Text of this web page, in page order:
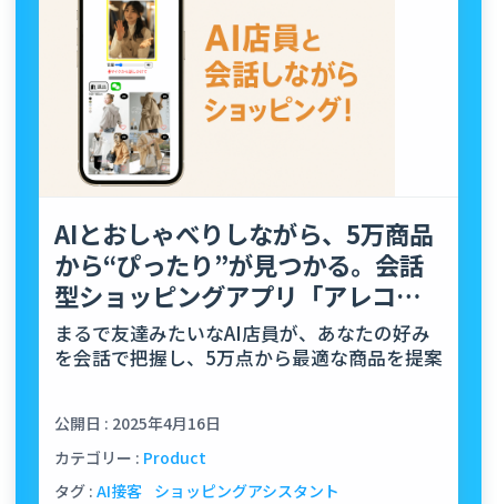
AIとおしゃべりしながら、5万商品
から“ぴったり”が見つかる。会話
型ショッピングアプリ「アレコ
レ」リリース！
まるで友達みたいなAI店員が、あなたの好み
を会話で把握し、5万点から最適な商品を提案
公開日 : 2025年4月16日
カテゴリー : Product
タグ : AI接客 ショッピングアシスタント